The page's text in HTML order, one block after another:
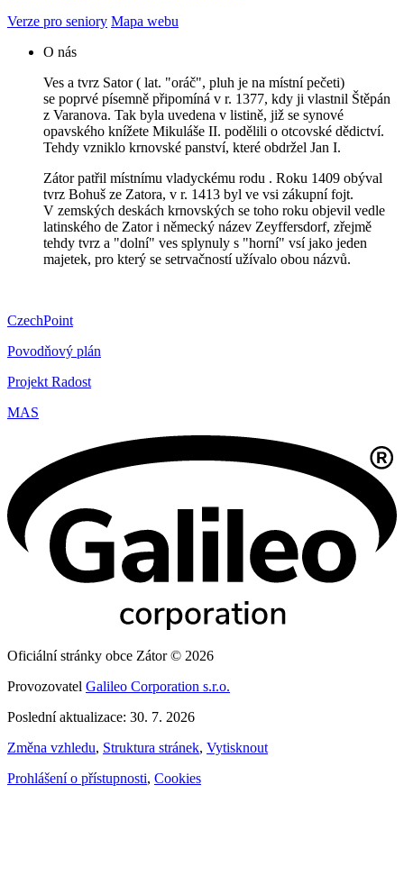
Verze pro seniory Mapa webu
O nás
Ves a tvrz Sator ( lat. "oráč", pluh je na místní pečeti)
se poprvé písemně připomíná v r. 1377, kdy ji vlastnil Štěpán
z Varanova. Tak byla uvedena v listině, již se synové
opavského knížete Mikuláše II. podělili o otcovské dědictví.
Tehdy vzniklo krnovské panství, které obdržel Jan I.
Zátor patřil místnímu vladyckému rodu . Roku 1409 obýval
tvrz Bohuš ze Zatora, v r. 1413 byl ve vsi zákupní fojt.
V zemských deskách krnovských se toho roku objevil vedle
latinského de Zator i německý název Zeyffersdorf, zřejmě
tehdy tvrz a "dolní" ves splynuly s "horní" vsí jako jeden
majetek, pro který se setrvačností užívalo obou názvů.
CzechPoint
Povodňový plán
Projekt Radost
MAS
Oficiální stránky obce Zátor © 2026
Provozovatel Galileo Corporation s.r.o.
Poslední aktualizace: 30. 7. 2026
Změna vzhledu, Struktura stránek, Vytisknout
Prohlášení o přístupnosti, Cookies